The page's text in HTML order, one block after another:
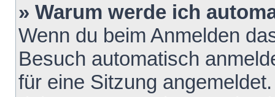
» Warum werde ich
Wenn du beim Anmelden
Besuch automatisch
für eine Sitzung